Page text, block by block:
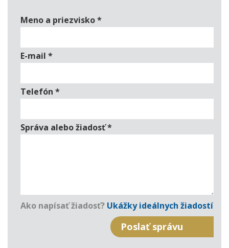
Meno a priezvisko*
E-mail *
Telefón *
Správa alebo žiadosť*
Ako napísať žiadosť? Ukážky ideálnych žiadostí